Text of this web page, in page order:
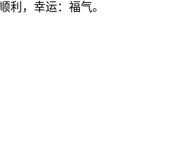
利，幸运：福气。